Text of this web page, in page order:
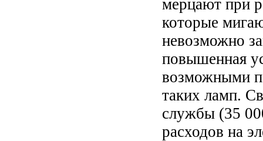
мерцают при
которые
невозможно
повышенная
возможными
таких ламп.
службы (35
расходов на